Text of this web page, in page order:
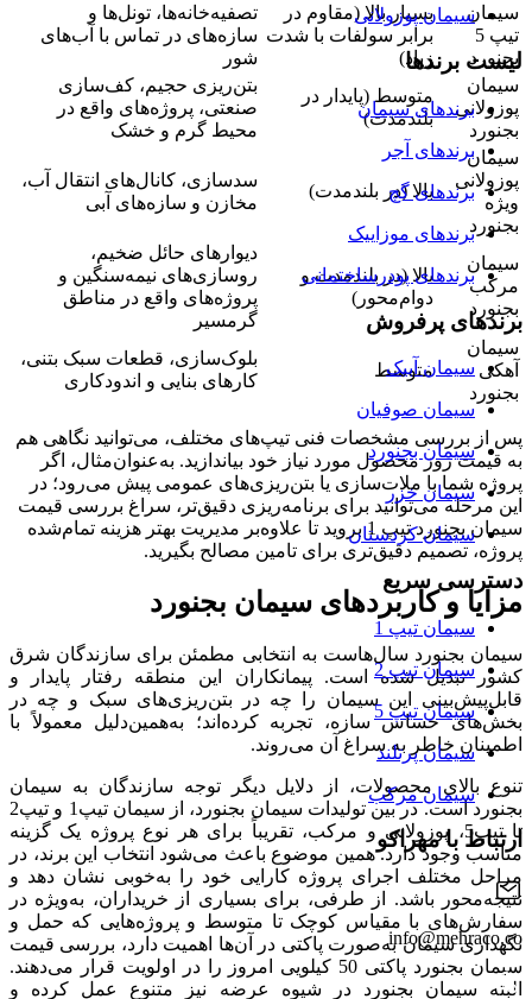
سیمان
تیپ 5
بجنورد
بسیار بالا (مقاوم در
برابر سولفات با شدت
زیاد)
تصفیه‌خانه‌ها، تونل‌ها و
سازه‌های در تماس با آب‌های
شور
سیمان
پوزولانی
بجنورد
متوسط (پایدار در
بلندمدت)
بتن‌ریزی حجیم، کف‌سازی
صنعتی، پروژه‌های واقع در
محیط گرم و خشک
سیمان
پوزولانی
ویژه
بجنورد
بالا (در بلندمدت)
سدسازی، کانال‌های انتقال آب،
مخازن و سازه‌های آبی
سیمان
مرکب
بجنورد
بالا (در بلندمدت و
دوام‌محور)
دیوارهای حائل ضخیم،
روسازی‌های نیمه‌سنگین و
پروژه‌های واقع در مناطق
گرمسیر
سیمان
آهکی
بجنورد
متوسط
بلوک‌سازی، قطعات سبک بتنی،
کارهای بنایی و اندودکاری
پس از بررسی مشخصات فنی تیپ‌های مختلف، می‌توانید نگاهی هم
به قیمت‌ روز محصول مورد نیاز خود بیاندازید. به‌عنوان‌مثال، اگر
پروژه شما با ملات‌سازی یا بتن‌ریزی‌های عمومی پیش می‌رود؛ در
این مرحله می‌توانید برای برنامه‌ریزی دقیق‌تر، سراغ بررسی قیمت
سیمان بجنورد تیپ 1 بروید تا علاوه‌بر مدیریت بهتر هزینه تمام‌شده
پروژه، تصمیم دقیق‌تری برای تامین مصالح بگیرید.
مزایا و کاربردهای سیمان بجنورد
سیمان بجنورد سال‌هاست به انتخابی مطمئن برای سازندگان شرق
کشور تبدیل شده است. پیمانکاران این منطقه رفتار پایدار و
قابل‌پیش‌بینی این سیمان را چه در بتن‌ریزی‌های سبک و چه در
بخش‌های حساس سازه، تجربه کرده‌اند؛ به‌همین‎‌دلیل معمولاً با
اطمینان خاطر به سراغ آن می‌روند.
تنوع بالای محصولات، از دلایل دیگر توجه سازندگان به سیمان
بجنورد است. در بین تولیدات سیمان بجنورد، از سیمان تیپ‌1 و تیپ‌2
تا تیپ‌5، پوزولانی و مرکب، تقریباً برای هر نوع پروژه یک گزینه
مناسب وجود دارد. همین موضوع باعث می‌شود انتخاب این برند، در
مراحل مختلف اجرای پروژه کارایی خود را به‌خوبی نشان دهد و
نتیجه‌محور باشد. از طرفی، برای بسیاری از خریداران، به‌ویژه در
سفارش‌های با مقیاس کوچک تا متوسط و پروژه‌هایی که حمل و
نگهداری سیمان به‌صورت پاکتی در آن‌ها اهمیت دارد، بررسی قیمت
سیمان بجنورد پاکتی 50 کیلویی امروز را در اولویت قرار می‌دهند.
البته سیمان بجنورد در شیوه عرضه نیز متنوع عمل کرده و
سیمان پوزولانی
لیست برندها
برندهای سیمان
برندهای آجر
برندهای گچ
برندهای موزاییک
برندهای پودرساختمانی
برندهای پرفروش
سیمان آبیک
سیمان صوفیان
سیمان بجنورد
سیمان خزر
سیمان کردستان
دسترسی سریع
سیمان تیپ 1
سیمان تیپ 2
سیمان تیپ 5
سیمان پرتلند
سیمان مرکب
ارتباط با مهراکو
info@mehraco.co